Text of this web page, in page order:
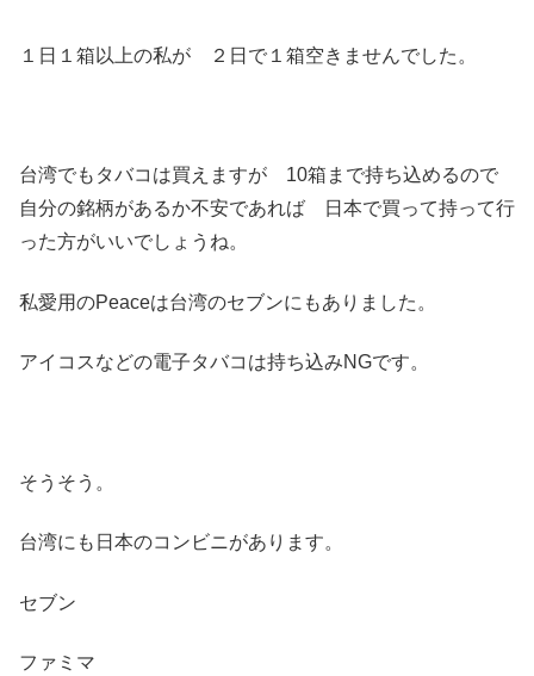
１日１箱以上の私が ２日で１箱空きませんでした。
台湾でもタバコは買えますが 10箱まで持ち込めるので
自分の銘柄があるか不安であれば 日本で買って持って行
った方がいいでしょうね。
私愛用のPeaceは台湾のセブンにもありました。
アイコスなどの電子タバコは持ち込みNGです。
そうそう。
台湾にも日本のコンビニがあります。
セブン
ファミマ